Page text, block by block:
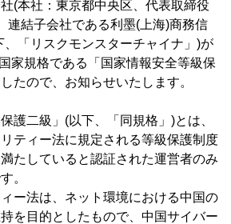
(本社：東京都中央区、代表取締役
連結子会社である利墨(上海)商務信
、「リスクモンスターチャイナ」)が
家規格である「国家情報安全等級保
たので、お知らせいたします。
護二級」(以下、「同規格」)とは、
ティー法に規定される等級保護制度
たしていると認証された運営者のみ
。
ー法は、ネット環境における中国の
を目的としたもので、中国サイバー